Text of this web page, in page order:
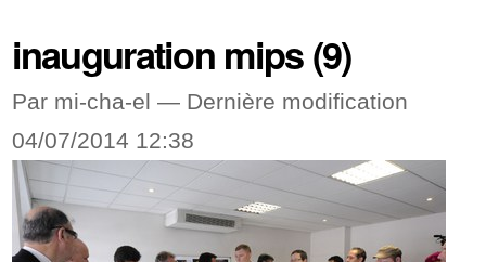
inauguration mips (9)
Par mi-cha-el — Dernière modification
04/07/2014 12:38